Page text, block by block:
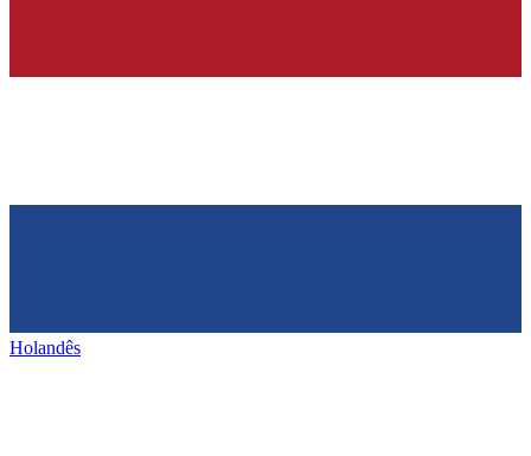
Holandês